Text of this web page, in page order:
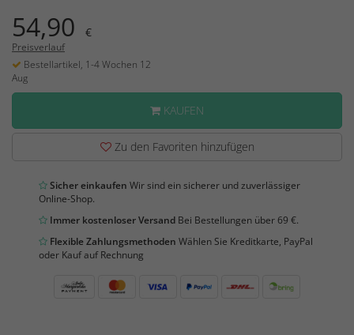
54,90 €
Preisverlauf
Bestellartikel, 1-4 Wochen 12
Aug
KAUFEN
Zu den Favoriten hinzufügen
Sicher einkaufen Wir sind ein sicherer und zuverlässiger
Online-Shop.
Immer kostenloser Versand Bei Bestellungen über 69 €.
Flexible Zahlungsmethoden Wählen Sie Kreditkarte, PayPal
oder Kauf auf Rechnung